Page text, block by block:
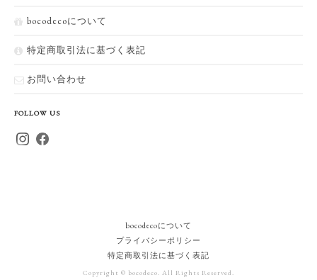
bocodecoについて
特定商取引法に基づく表記
お問い合わせ
FOLLOW US
bocodecoについて
プライバシーポリシー
特定商取引法に基づく表記
Copyright © bocodeco. All Rights Reserved.